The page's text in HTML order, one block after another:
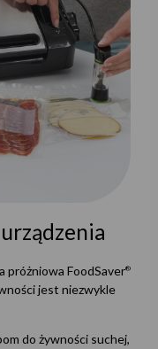
próżniowa FoodSaver®
jest niezwykle
do żywności suchej,